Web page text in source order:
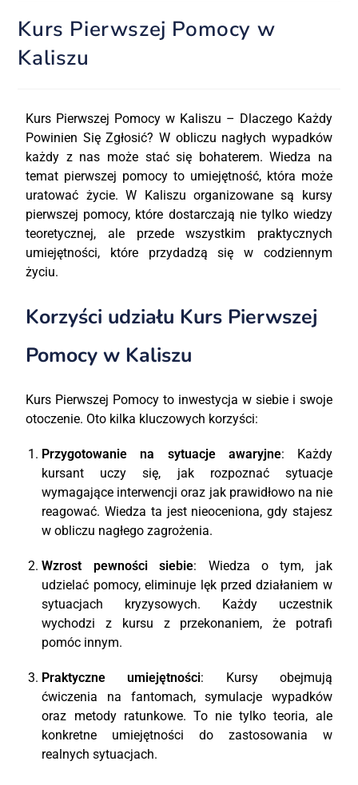
Kurs Pierwszej Pomocy w
Kaliszu
Kurs Pierwszej Pomocy w Kaliszu – Dlaczego Każdy
Powinien Się Zgłosić? W obliczu nagłych wypadków
każdy z nas może stać się bohaterem. Wiedza na
temat pierwszej pomocy to umiejętność, która może
uratować życie. W Kaliszu organizowane są kursy
pierwszej pomocy, które dostarczają nie tylko wiedzy
teoretycznej, ale przede wszystkim praktycznych
umiejętności, które przydadzą się w codziennym
życiu.
Korzyści udziału Kurs Pierwszej
Pomocy w Kaliszu
Kurs Pierwszej Pomocy to inwestycja w siebie i swoje
otoczenie. Oto kilka kluczowych korzyści:
Przygotowanie na sytuacje awaryjne: Każdy
kursant uczy się, jak rozpoznać sytuacje
wymagające interwencji oraz jak prawidłowo na nie
reagować. Wiedza ta jest nieoceniona, gdy stajesz
w obliczu nagłego zagrożenia.
Wzrost pewności siebie: Wiedza o tym, jak
udzielać pomocy, eliminuje lęk przed działaniem w
sytuacjach kryzysowych. Każdy uczestnik
wychodzi z kursu z przekonaniem, że potrafi
pomóc innym.
Praktyczne umiejętności: Kursy obejmują
ćwiczenia na fantomach, symulacje wypadków
oraz metody ratunkowe. To nie tylko teoria, ale
konkretne umiejętności do zastosowania w
realnych sytuacjach.